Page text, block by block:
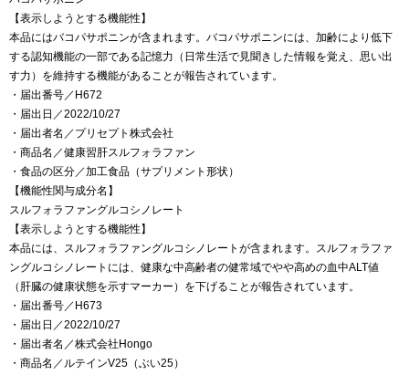
【表示しようとする機能性】
本品にはバコパサポニンが含まれます。バコパサポニンには、加齢により低下
する認知機能の一部である記憶力（日常生活で見聞きした情報を覚え、思い出
す力）を維持する機能があることが報告されています。
・届出番号／H672
・届出日／2022/10/27
・届出者名／プリセプト株式会社
・商品名／健康習肝スルフォラファン
・食品の区分／加工食品（サプリメント形状）
【機能性関与成分名】
スルフォラファングルコシノレート
【表示しようとする機能性】
本品には、スルフォラファングルコシノレートが含まれます。スルフォラファ
ングルコシノレートには、健康な中高齢者の健常域でやや高めの血中ALT値
（肝臓の健康状態を示すマーカー）を下げることが報告されています。
・届出番号／H673
・届出日／2022/10/27
・届出者名／株式会社Hongo
・商品名／ルテインV25（ぶい25）